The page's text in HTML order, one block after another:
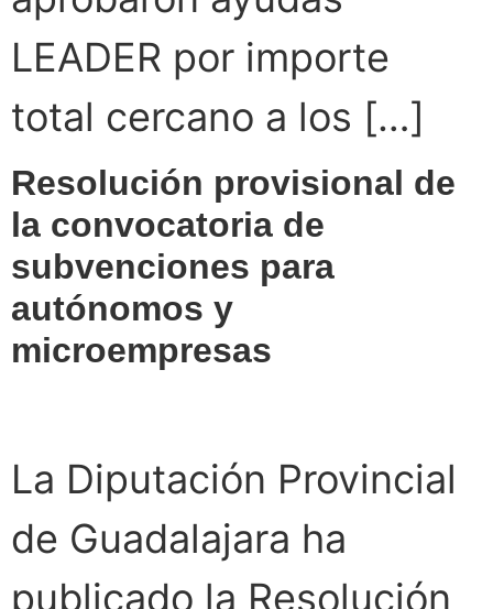
LEADER por importe
total cercano a los […]
Resolución provisional de
la convocatoria de
subvenciones para
autónomos y
microempresas
La Diputación Provincial
de Guadalajara ha
publicado la Resolución